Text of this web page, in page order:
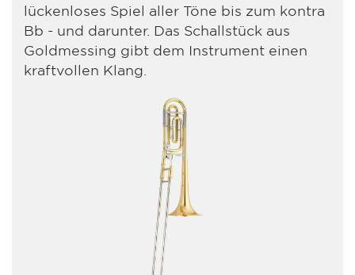
lückenloses Spiel aller Töne bis zum kontra
Bb - und darunter. Das Schallstück aus
Goldmessing gibt dem Instrument einen
kraftvollen Klang.